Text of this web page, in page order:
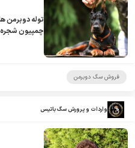
توله دوبرمن
چمپیون شجره
فروش سگ دوبرمن
واردات و پرورش سگ باتیس